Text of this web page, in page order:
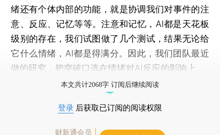
绪还有个体内部的功能，就是协调我们对事件的注
意、反应、记忆等等。注意和记忆，AI都是天花板
级别的存在，我们试图做了几个测试，结果无论给
它什么情绪，AI都是得满分。因此，我们团队最近
做的研究，把突破口选在情绪对AI反应的影响上。
本文共计2068字 订阅后继续阅读
登录 后获取已订阅的阅读权限
财新通会员